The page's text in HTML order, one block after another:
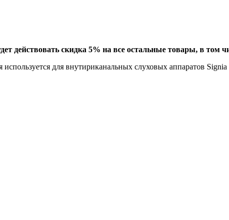
действовать скидка 5% на все остальные товары, в том
используется для внутириканальных слуховых аппаратов